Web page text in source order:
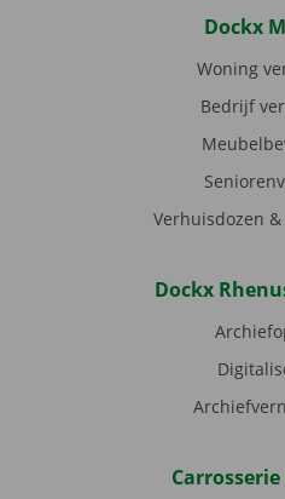
Dockx
Woning
Bedrijf
Verhuisdozen
Dockx